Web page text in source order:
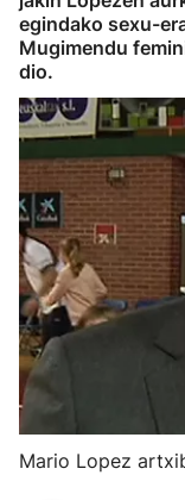
egindako sexu-
Mugimendu
dio.
Mario Lopez